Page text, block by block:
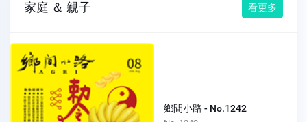
家庭 ＆ 親子 看更多
鄉間小路 - No.1242